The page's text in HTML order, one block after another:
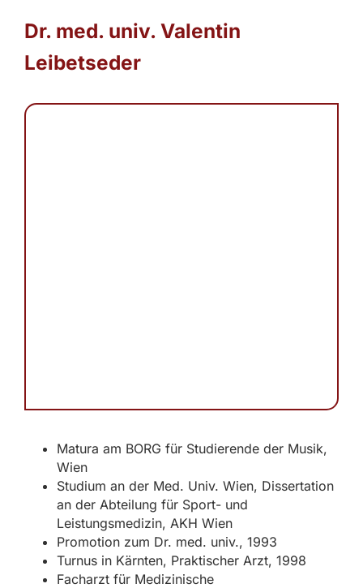
Dr. med. univ. Valentin
Leibetseder
Matura am BORG für Studierende der Musik,
Wien
Studium an der Med. Univ. Wien, Dissertation
an der Abteilung für Sport- und
Leistungsmedizin, AKH Wien
Promotion zum Dr. med. univ., 1993
Turnus in Kärnten, Praktischer Arzt, 1998
Facharzt für Medizinische